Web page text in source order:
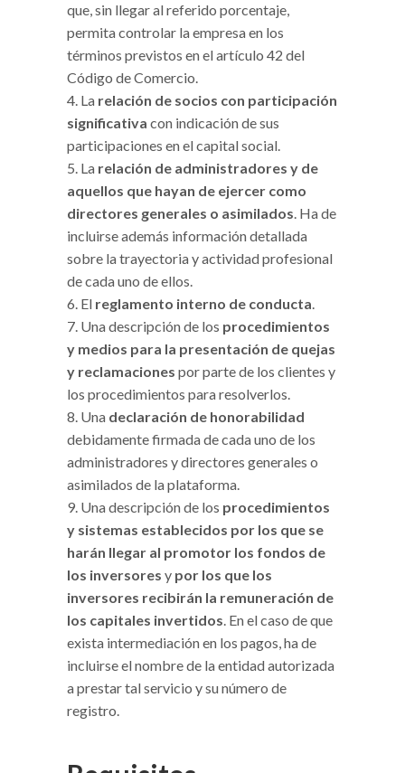
que, sin llegar al referido porcentaje,
permita controlar la empresa en los
términos previstos en el artículo 42 del
Código de Comercio.
La relación de socios con participación
significativa con indicación de sus
participaciones en el capital social.
La relación de administradores y de
aquellos que hayan de ejercer como
directores generales o asimilados. Ha de
incluirse además información detallada
sobre la trayectoria y actividad profesional
de cada uno de ellos.
El reglamento interno de conducta.
Una descripción de los procedimientos
y medios para la presentación de quejas
y reclamaciones por parte de los clientes y
los procedimientos para resolverlos.
Una declaración de honorabilidad
debidamente firmada de cada uno de los
administradores y directores generales o
asimilados de la plataforma.
Una descripción de los procedimientos
y sistemas establecidos por los que se
harán llegar al promotor los fondos de
los inversores y por los que los
inversores recibirán la remuneración de
los capitales invertidos. En el caso de que
exista intermediación en los pagos, ha de
incluirse el nombre de la entidad autorizada
a prestar tal servicio y su número de
registro.